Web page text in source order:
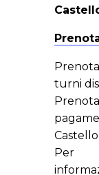
turni
Per